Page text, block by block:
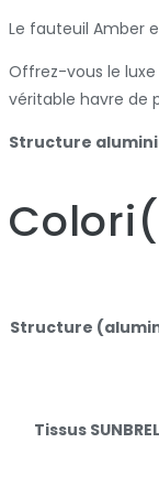
Le fauteuil Amber
Offrez-vous le
véritable havre de
Structure
Colori
Structure
Tissus